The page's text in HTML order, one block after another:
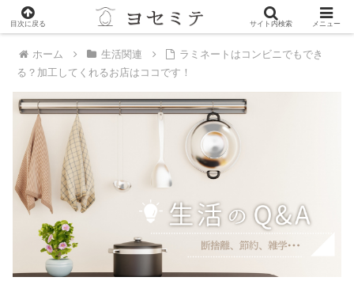
PR
ホーム 生活関連
ラミネートはコンビニでもでき
る？加工してくれるお店はココです！
目次に戻る サイト内検索 メニュー